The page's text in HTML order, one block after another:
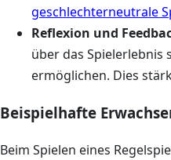
geschlechterneutrale
Reflexion und
über das Spielerlebnis
ermöglichen. Dies
Beispielhafte
Beim Spielen eines